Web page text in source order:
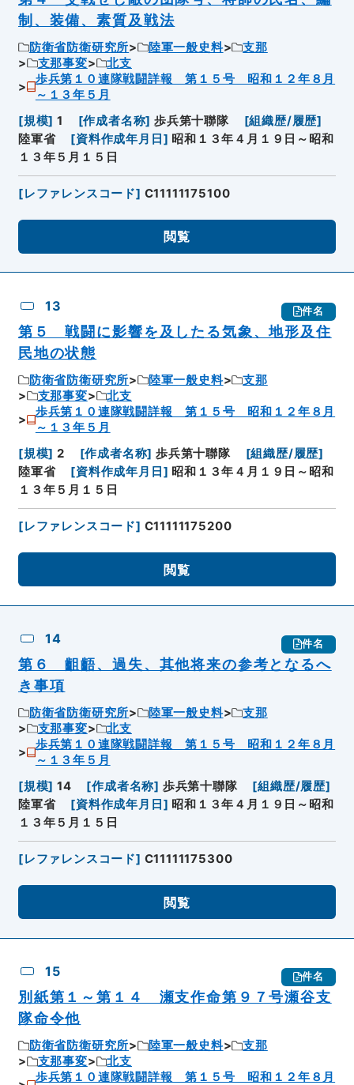
制、装備、素質及戦法
防衛省防衛研究所 陸軍一般史料
支那
支那事変
北支
歩兵第１０連隊戦闘詳報 第１５号 昭和１２年８月
～１３年５月
[規模] 1 [作成者名称] 歩兵第十聯隊 [組織歴/履歴]
陸軍省
[資料作成年月日 ] 昭和１３年４月１９日～昭和
１３年５月１５日
[レファレンスコード] C11111175100
閲覧
13 件名
第５ 戦闘に影響を及したる気象、地形及住
民地の状態
防衛省防衛研究所 陸軍一般史料
支那
支那事変
北支
歩兵第１０連隊戦闘詳報 第１５号 昭和１２年８月
～１３年５月
[規模] 2 [作成者名称] 歩兵第十聯隊 [組織歴/履歴]
陸軍省
[資料作成年月日 ] 昭和１３年４月１９日～昭和
１３年５月１５日
[レファレンスコード] C11111175200
閲覧
14 件名
第６ 齟齬、過失、其他将来の参考となるへ
き事項
防衛省防衛研究所 陸軍一般史料
支那
支那事変
北支
歩兵第１０連隊戦闘詳報 第１５号 昭和１２年８月
～１３年５月
[規模] 14 [作成者名称] 歩兵第十聯隊 [組織歴/履歴]
陸軍省
[資料作成年月日 ] 昭和１３年４月１９日～昭和
１３年５月１５日
[レファレンスコード] C11111175300
閲覧
15 件名
別紙第１～第１４ 瀬支作命第９７号瀬谷支
隊命令他
防衛省防衛研究所 陸軍一般史料
支那
支那事変
北支
歩兵第１０連隊戦闘詳報 第１５号 昭和１２年８月